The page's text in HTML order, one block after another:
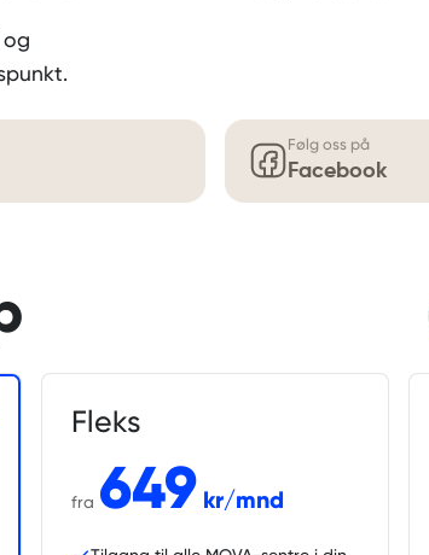
og
Følg oss på
Facebook
Fleks
fra 649 kr/mnd